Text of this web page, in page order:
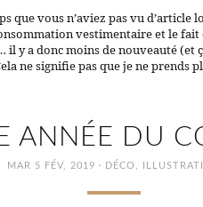
que vous n’aviez pas vu d’article
vestimentaire et le fait
y a donc moins de nouveauté (et
ne signifie pas que je ne prends
ANNÉE DU
MAR 5 FÉV, 2019 · DÉCO